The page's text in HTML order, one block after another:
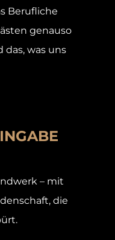
Berufliche
genauso
das, was uns
– mit
die